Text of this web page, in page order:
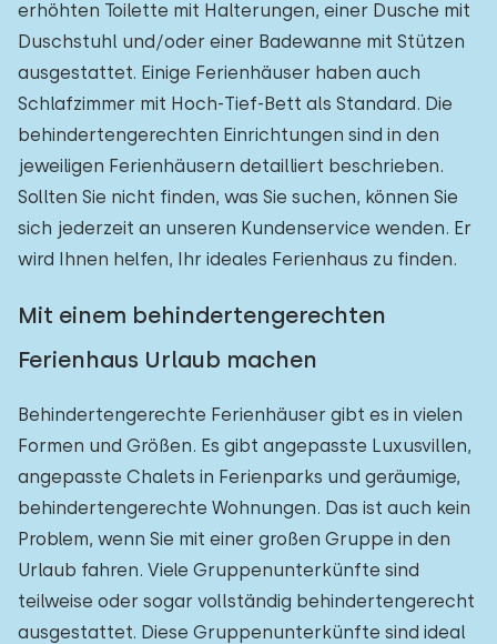
erhöhten Toilette mit Halterungen, einer Dusche mit
Duschstuhl und/oder einer Badewanne mit Stützen
ausgestattet. Einige Ferienhäuser haben auch
Schlafzimmer mit Hoch-Tief-Bett als Standard. Die
behindertengerechten Einrichtungen sind in den
jeweiligen Ferienhäusern detailliert beschrieben.
Sollten Sie nicht finden, was Sie suchen, können Sie
sich jederzeit an unseren Kundenservice wenden. Er
wird Ihnen helfen, Ihr ideales Ferienhaus zu finden.
Mit einem behindertengerechten
Ferienhaus Urlaub machen
Behindertengerechte Ferienhäuser gibt es in vielen
Formen und Größen. Es gibt angepasste Luxusvillen,
angepasste Chalets in Ferienparks und geräumige,
behindertengerechte Wohnungen. Das ist auch kein
Problem, wenn Sie mit einer großen Gruppe in den
Urlaub fahren. Viele Gruppenunterkünfte sind
teilweise oder sogar vollständig behindertengerecht
ausgestattet. Diese Gruppenunterkünfte sind ideal